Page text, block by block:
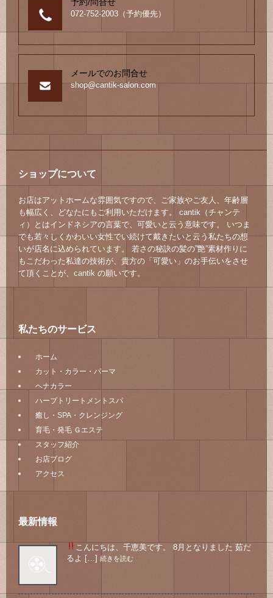
072-752-2003（予約優先）
メールでのお問合せ
shop@cantik-salon.com
ショップについて
お店はアットホームな雰囲気ですので、ご家族やご友人、年齢層
も幅広く、どなたにもご利用いただけます。 cantik（チャンテ
ィ）とはインドネシアの言葉で、可愛いと云う意味です。 いつま
でも若々しくかわいい女性でい続けて戴きたいと云う私たちの想
いが店名に込められています。 若さの秘訣の髪の”艶”素材作りに
もこだわった私達の技術が、貴方の「可愛い」のお手伝いをさせ
て頂くことが、cantik の願いです。
私たちのサービス
ホーム
カット・カラー・パーマ
ヘナカラー
ハーブトリートメントスパ
癒し・SPA・クレンジング
育毛・発毛 Ｇエステ
スタッフ紹介
お店ブログ
アクセス
最新情報
こんにちは、千恵美です。 8月となりました 茹だ
るよ […] 続きを読む